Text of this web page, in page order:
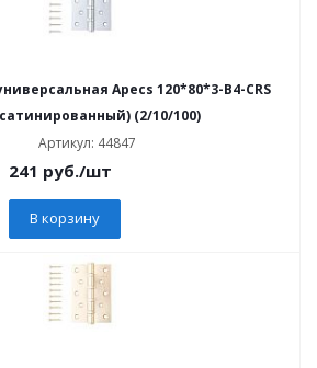
Apecs 120*80*3-B4-CRS
(2/10/100)
Артикул: 44847
241 руб./шт
В корзину